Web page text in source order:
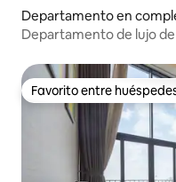
Departamento en
Dua
Departamento de lujo
Favorito entre
Favorito entre